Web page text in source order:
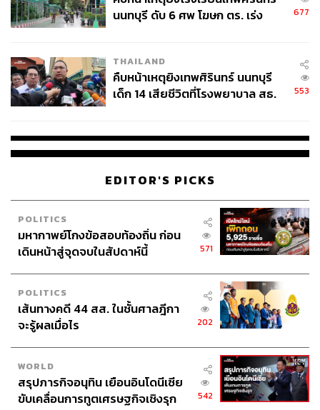
นนทบุรี ดับ 6 ศพ โฆษก ตร. เร่ง
677
THAILAND
คืบหน้าเหตุยิงเทพศิรินทร์ นนทบุรี
เด็ก 14 เสียชีวิตที่โรงพยาบาล สธ.
553
EDITOR'S PICKS
POLITICS
มหากาพย์โกงข้อสอบท้องถิ่น ก่อน
เดินหน้าสู่จุดจบในสัปดาห์นี้
571
POLITICS
เส้นทางคดี 44 สส. ในชั้นศาลฎีกา
จะรู้ผลเมื่อไร
202
WORLD
สรุปภารกิจอนุทิน เยือนอินโดนีเซีย
ขับเคลื่อนการทูตเศรษฐกิจเชิงรุก
542